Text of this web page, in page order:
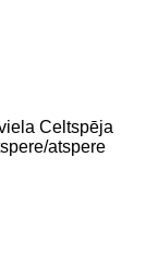
Celtspēja
atspere